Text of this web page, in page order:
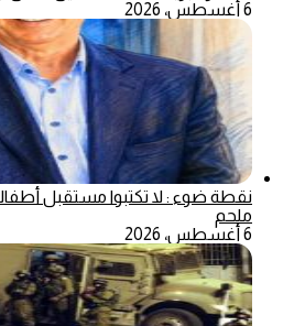
6 أغسطس، 2026
نقطة ضوء : لا تكتبوا مستقبل
ملحم
6 أغسطس، 2026